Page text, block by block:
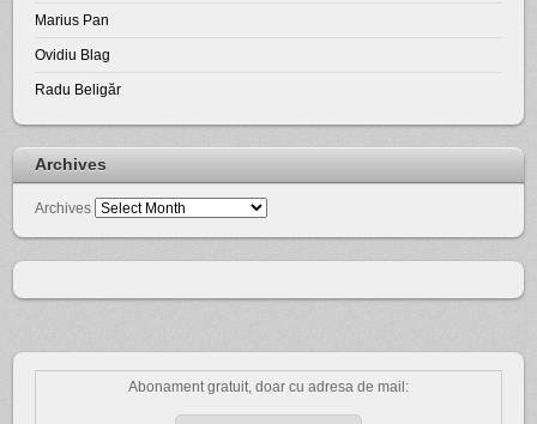
Marius Pan
Ovidiu Blag
Radu Beligăr
Archives
Archives
Abonament gratuit, doar cu adresa de mail: